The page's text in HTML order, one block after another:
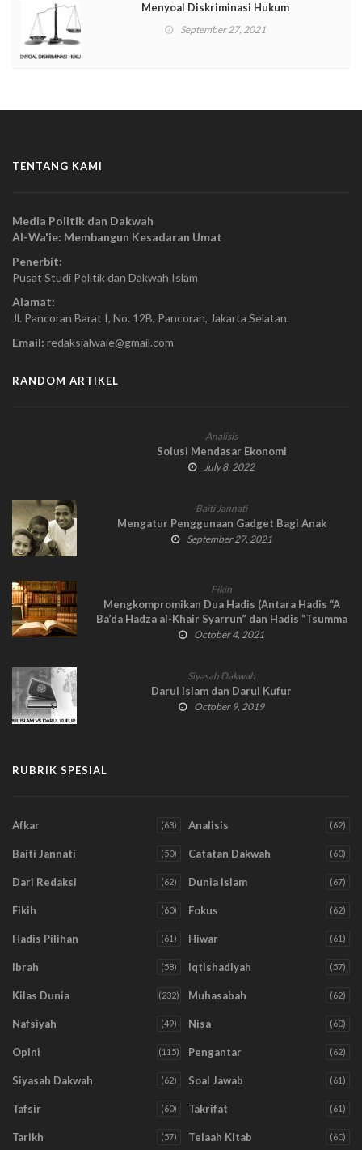
Menyoal Diskriminasi Hukum
September 27, 2021
TENTANG KAMI
Media Politik dan Dakwah
Al-Wa'ie: Membangun Kesadaran Umat
Penerbit:
Pusat Studi Politik dan Dakwah Islam
Alamat:
Jl. Pancoran Barat I, No. 12B, Pancoran, Jakarta Selatan.
Email: redaksialwaie@gmail.com
RANDOM ARTIKEL
Analisis
Solusi Mendasar Ekonomi
July 8, 2022
Baiti Jannati
Mengatur Penggunaan Gadget Bagi Anak
September 27, 2021
Fikih
Mengkompromikan Dua Hadis (Antara Hadis “A
Ba’da Hadza al-Khair Syarrun” dan Hadis “Tsumma
Takunu Khilafah ‘ala Minhaj an-Nubuwwah”)
October 4, 2021
Siyasah Dakwah
Darul Islam dan Darul Kufur
October 9, 2019
RUBRIK SPESIAL
Afkar (63) Analisis (62)
Baiti Jannati (50) Catatan Dakwah (60)
Dari Redaksi (62) Dunia Islam (67)
Fikih (60) Fokus (62)
Hadis Pilihan (61) Hiwar (61)
Ibrah (58) Iqtishadiyah (57)
Kilas Dunia (232) Muhasabah (62)
Nafsiyah (49) Nisa (60)
Opini (115) Pengantar (62)
Siyasah Dakwah (62) Soal Jawab (61)
Tafsir (60) Takrifat (61)
Tarikh (57) Telaah Kitab (60)